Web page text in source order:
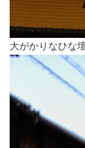
大がかりなひな